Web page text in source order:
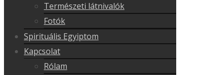
Természeti látnivalók
Fotók
Spirituális Egyiptom
Kapcsolat
Rólam